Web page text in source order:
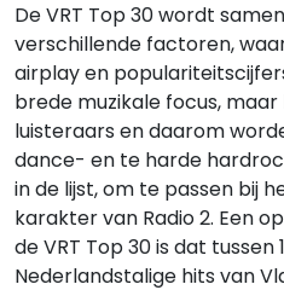
De VRT Top 30 wordt
verschillende factoren,
airplay en
brede muzikale focus,
luisteraars en daarom
dance- en te harde
in de lijst, om te passen bij
karakter van Radio 2. Een
de VRT Top 30 is dat tussen
Nederlandstalige hits van